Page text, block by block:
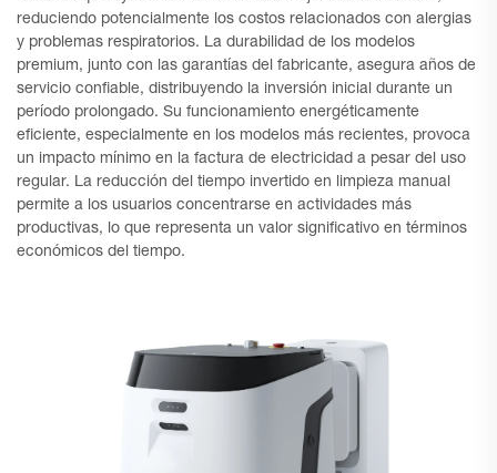
reduciendo potencialmente los costos relacionados con alergias
y problemas respiratorios. La durabilidad de los modelos
premium, junto con las garantías del fabricante, asegura años de
servicio confiable, distribuyendo la inversión inicial durante un
período prolongado. Su funcionamiento energéticamente
eficiente, especialmente en los modelos más recientes, provoca
un impacto mínimo en la factura de electricidad a pesar del uso
regular. La reducción del tiempo invertido en limpieza manual
permite a los usuarios concentrarse en actividades más
productivas, lo que representa un valor significativo en términos
económicos del tiempo.